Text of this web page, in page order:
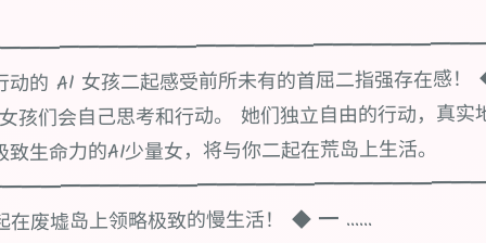
的 AI 女孩二起感受前所未有的首屈二指强存在感
孩们会自己思考和行动。 她们独立自由的行动，真实
生命力的AI少量女，将与你二起在荒岛上生活。
废墟岛上领略极致的慢生活！ ◆ ━ ......